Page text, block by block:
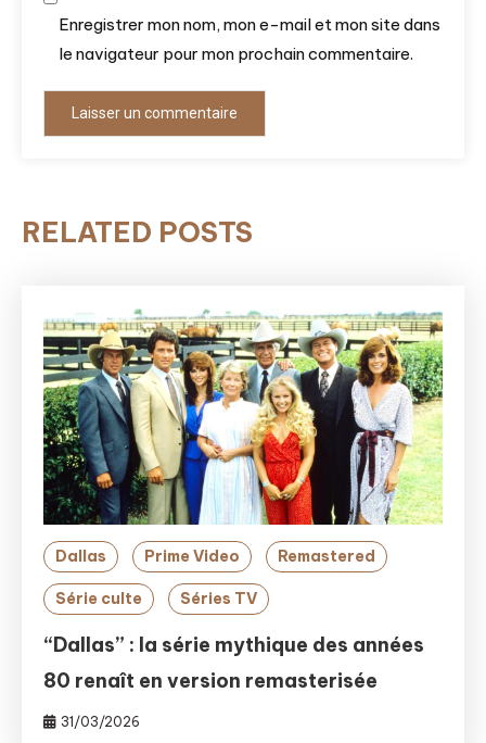
Enregistrer mon nom, mon e-mail et mon site dans
le navigateur pour mon prochain commentaire.
RELATED POSTS
Dallas Prime Video Remastered
Série culte Séries TV
“Dallas” : la série mythique des années
80 renaît en version remasterisée
31/03/2026